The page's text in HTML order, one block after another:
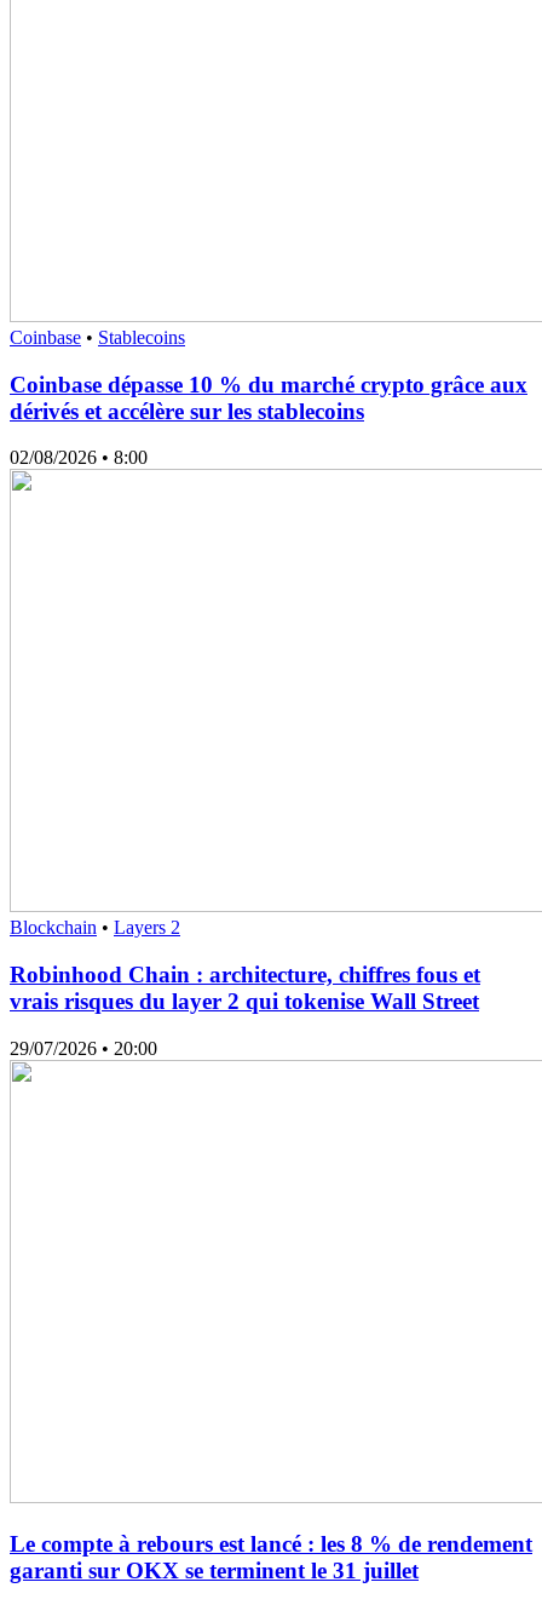
Coinbase • Stablecoins
Coinbase dépasse 10 % du marché crypto grâce aux
dérivés et accélère sur les stablecoins
02/08/2026 • 8:00
Blockchain • Layers 2
Robinhood Chain : architecture, chiffres fous et
vrais risques du layer 2 qui tokenise Wall Street
29/07/2026 • 20:00
Le compte à rebours est lancé : les 8 % de rendement
garanti sur OKX se terminent le 31 juillet